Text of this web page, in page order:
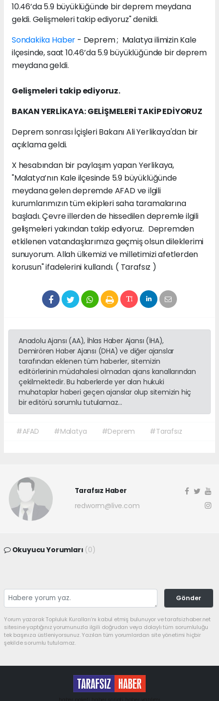
10.46’da 5.9 büyüklüğünde bir deprem meydana
geldi. Gelişmeleri takip ediyoruz" denildi.
Sondakika Haber - Deprem ; Malatya ilimizin Kale
ilçesinde, saat 10.46’da 5.9 büyüklüğünde bir deprem
meydana geldi.
Gelişmeleri takip ediyoruz.
BAKAN YERLİKAYA: GELİŞMELERİ TAKİP EDİYORUZ
Deprem sonrası İçişleri Bakanı Ali Yerlikaya'dan bir
açıklama geldi.
X hesabından bir paylaşım yapan Yerlikaya,
"Malatya’nın Kale ilçesinde 5.9 büyüklüğünde
meydana gelen depremde AFAD ve ilgili
kurumlarımızın tüm ekipleri saha taramalarına
başladı. Çevre illerden de hissedilen depremle ilgili
gelişmeleri yakından takip ediyoruz. Depremden
etkilenen vatandaşlarımıza geçmiş olsun dileklerimi
sunuyorum. Allah ülkemizi ve milletimizi afetlerden
korusun" ifadelerini kullandı. ( Tarafsız )
Anadolu Ajansı (AA), İhlas Haber Ajansı (İHA),
Demirören Haber Ajansı (DHA) ve diğer ajanslar
tarafından eklenen tüm haberler, sitemizin
editörlerinin müdahalesi olmadan ajans kanallarından
çekilmektedir. Bu haberlerde yer alan hukuki
muhataplar haberi geçen ajanslar olup sitemizin hiç
bir editörü sorumlu tutulamaz...
#AFAD #Malatya #Deprem #Tarafsız
Tarafsız Haber
redworm@live.com
Okuyucu Yorumları (0)
Gönder
Yorum yazarak Topluluk Kuralları’nı kabul etmiş bulunuyor ve tarafsizhaber.net
sitesine yaptığınız yorumunuzla ilgili doğrudan veya dolaylı tüm sorumluluğu
tek başınıza üstleniyorsunuz. Yazılan tüm yorumlardan site yönetimi hiçbir
şekilde sorumlu tutulamaz.